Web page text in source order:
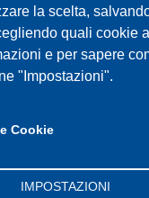
la scelta,
quali cookie
e per sapere
"Impostazioni".
Cookie
IMPOSTAZIONI
Chimiche e
103 – 41125 Modena
(Direzione), 059